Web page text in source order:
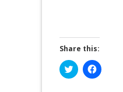
Share this:
Click
to
Click
to